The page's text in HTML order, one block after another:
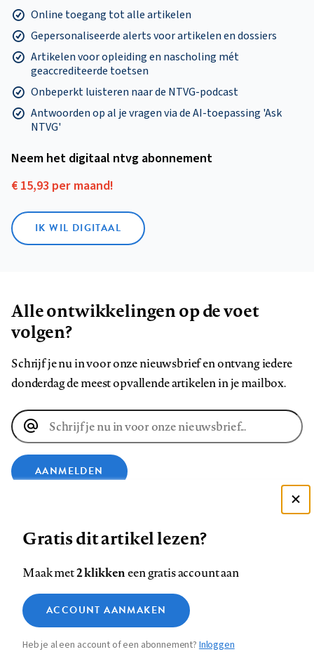
Online toegang tot alle artikelen
Gepersonaliseerde alerts voor artikelen en dossiers
Artikelen voor opleiding en nascholing mét
geaccrediteerde toetsen
Onbeperkt luisteren naar de NTVG-podcast
Antwoorden op al je vragen via de AI-toepassing 'Ask
NTVG'
Neem het digitaal ntvg abonnement
€ 15,93 per maand!
IK WIL DIGITAAL
Alle ontwikkelingen op de voet
volgen?
Schrijf je nu in voor onze nieuwsbrief en ontvang iedere
donderdag de meest opvallende artikelen in je mailbox.
E-
mailadres
AANMELDEN
op
Facebook
op
LinkedIn
op
Bluesky
ons
op
InstagramYouTube
Footer
Contact Colofon Disclaimer Privacy
Medische vragen verdienen
betrouwbare antwoorden
Zie onze cookie policy
Analytische cookies
Marketing cookies
Gratis dit artikel lezen?
Maak met2 klikkeneen gratis account aan
ACCOUNT AANMAKEN
Heb je al een account of een abonnement?Inloggen